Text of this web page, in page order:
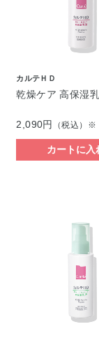
カルテＨＤ
乾燥ケア 高保湿
2,090円 （税込）※
カートに入